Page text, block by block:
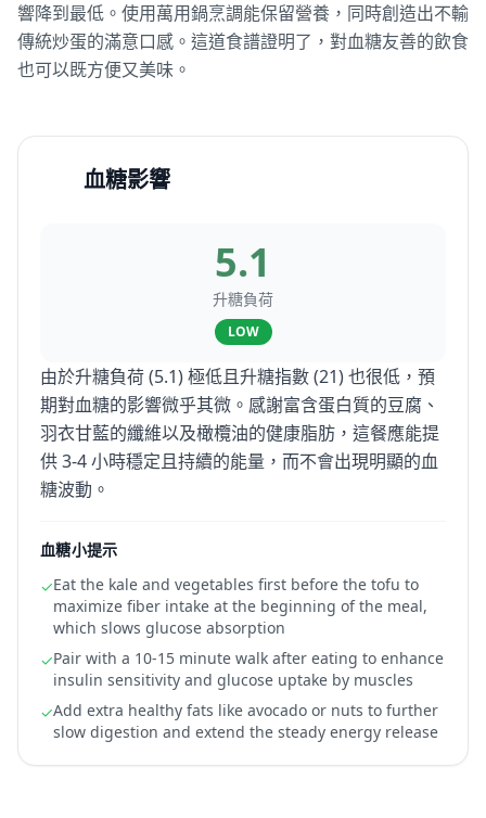
響降到最低。使用萬用鍋烹調能保留營養，同時創造出不輸
傳統炒蛋的滿意口感。這道食譜證明了，對血糖友善的飲食
也可以既方便又美味。
血糖影響
5.1
升糖負荷
LOW
由於升糖負荷 (5.1) 極低且升糖指數 (21) 也很低，預
期對血糖的影響微乎其微。感謝富含蛋白質的豆腐、
羽衣甘藍的纖維以及橄欖油的健康脂肪，這餐應能提
供 3-4 小時穩定且持續的能量，而不會出現明顯的血
糖波動。
血糖小提示
✓Eat the kale and vegetables first before the tofu to
maximize fiber intake at the beginning of the meal,
which slows glucose absorption
✓Pair with a 10-15 minute walk after eating to enhance
insulin sensitivity and glucose uptake by muscles
✓Add extra healthy fats like avocado or nuts to further
slow digestion and extend the steady energy release